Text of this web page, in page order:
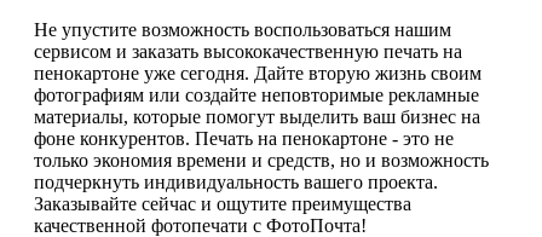
Не упустите возможность воспользоваться нашим
сервисом и заказать высококачественную печать на
пенокартоне уже сегодня. Дайте вторую жизнь своим
фотографиям или создайте неповторимые рекламные
материалы, которые помогут выделить ваш бизнес на
фоне конкурентов. Печать на пенокартоне - это не
только экономия времени и средств, но и возможность
подчеркнуть индивидуальность вашего проекта.
Заказывайте сейчас и ощутите преимущества
качественной фотопечати с ФотоПочта!